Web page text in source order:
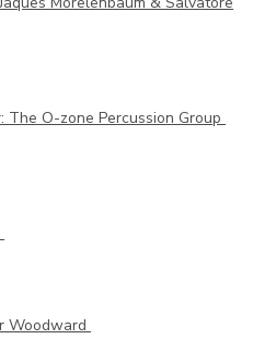
The O-zone Percussion Group
Woodward